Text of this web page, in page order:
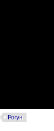
Рогун